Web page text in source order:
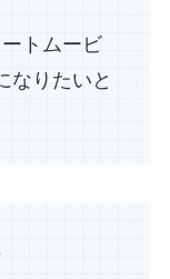
トムービ
なりたいと